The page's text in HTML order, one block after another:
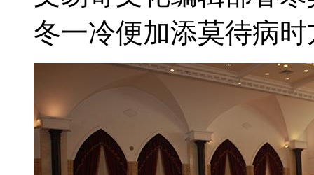
冬一冷便加添莫待病